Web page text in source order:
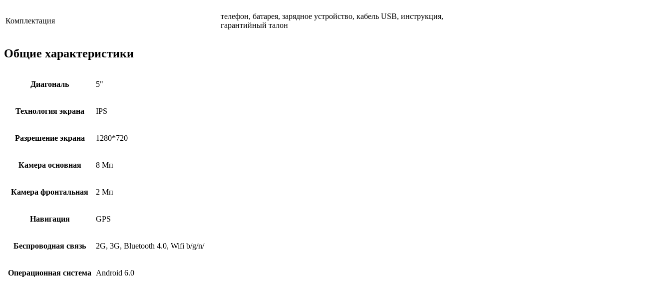
Комплектация
телефон, батарея, зарядное устройство, кабель USB, инструкция,
гарантийный талон
Общие характеристики
Диагональ 5"
Технология экрана IPS
Разрешение экрана 1280*720
Камера основная 8 Мп
Камера фронтальная 2 Мп
Навигация GPS
Беспроводная связь 2G, 3G, Bluetooth 4.0, Wifi b/g/n/
Операционная система Android 6.0